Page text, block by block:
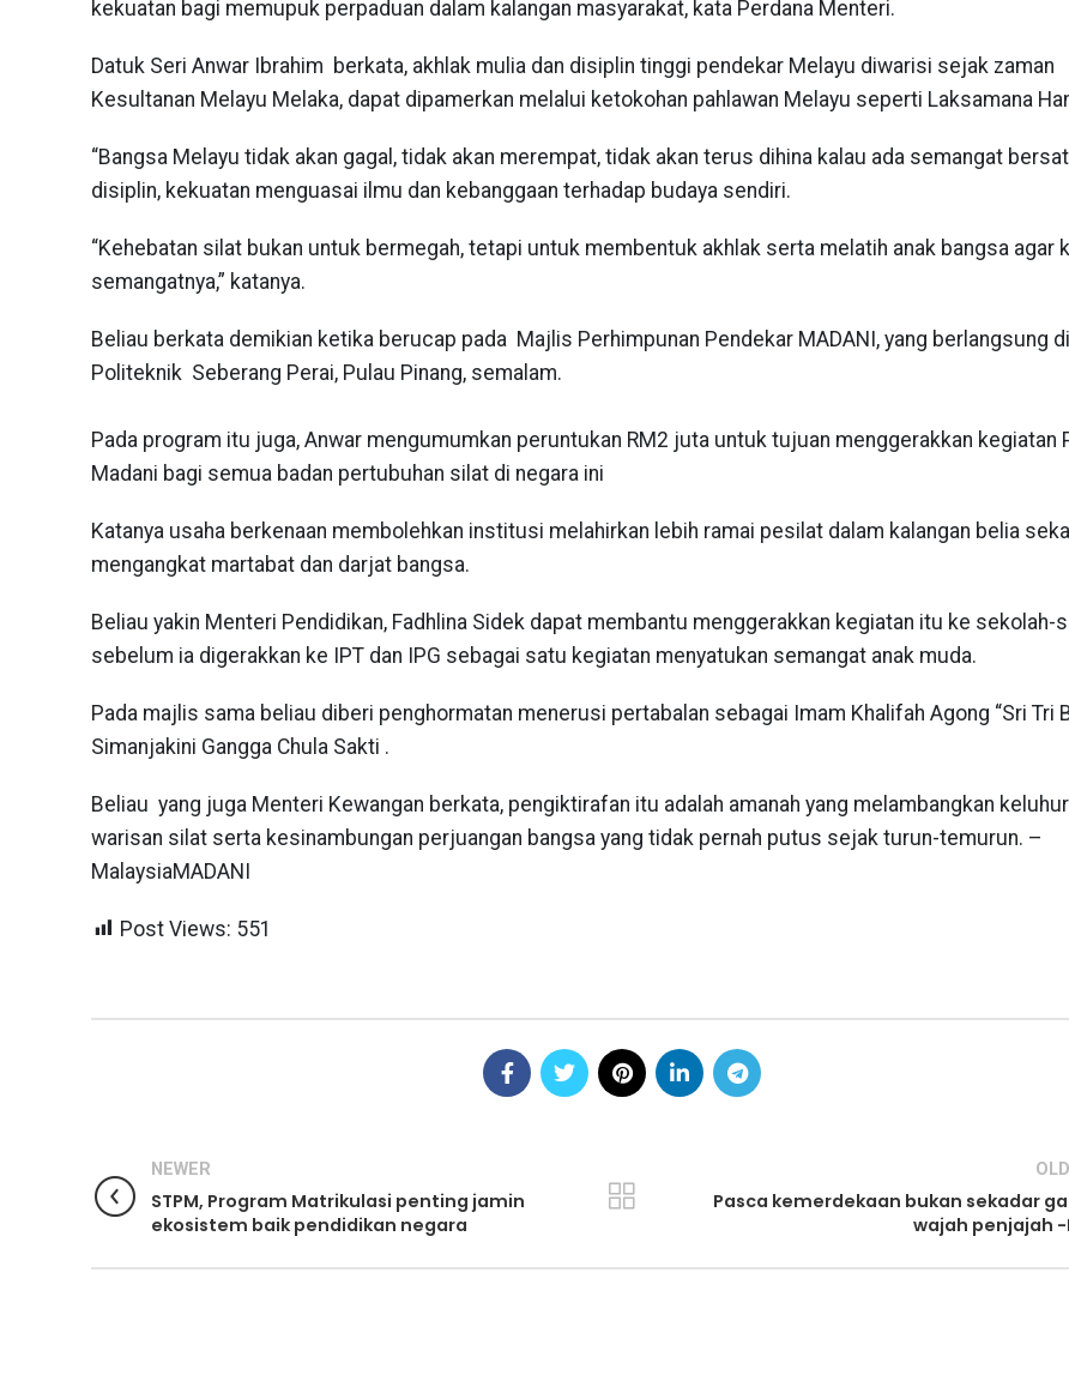
kekuatan bagi memupuk perpaduan dalam kalangan masyarakat, kata Perdana Menteri.
Datuk Seri Anwar Ibrahim berkata, akhlak mulia dan disiplin tinggi pendekar Melayu diwarisi sejak zaman
Kesultanan Melayu Melaka, dapat dipamerkan melalui ketokohan pahlawan Melayu seperti Laksamana
“Bangsa Melayu tidak akan gagal, tidak akan merempat, tidak akan terus dihina kalau ada semangat
disiplin, kekuatan menguasai ilmu dan kebanggaan terhadap budaya sendiri.
“Kehebatan silat bukan untuk bermegah, tetapi untuk membentuk akhlak serta melatih anak bangsa agar
semangatnya,” katanya.
Beliau berkata demikian ketika berucap pada Majlis Perhimpunan Pendekar MADANI, yang berlangsung di
Politeknik Seberang Perai, Pulau Pinang, semalam.
Pada program itu juga, Anwar mengumumkan peruntukan RM2 juta untuk tujuan menggerakkan kegiatan
Madani bagi semua badan pertubuhan silat di negara ini
Katanya usaha berkenaan membolehkan institusi melahirkan lebih ramai pesilat dalam kalangan belia
mengangkat martabat dan darjat bangsa.
Beliau yakin Menteri Pendidikan, Fadhlina Sidek dapat membantu menggerakkan kegiatan itu ke sekolah-
sebelum ia digerakkan ke IPT dan IPG sebagai satu kegiatan menyatukan semangat anak muda.
Pada majlis sama beliau diberi penghormatan menerusi pertabalan sebagai Imam Khalifah Agong “Sri Tri
Simanjakini Gangga Chula Sakti .
Beliau yang juga Menteri Kewangan berkata, pengiktirafan itu adalah amanah yang melambangkan
warisan silat serta kesinambungan perjuangan bangsa yang tidak pernah putus sejak turun-temurun. –
MalaysiaMADANI
Post Views: 551
NEWER
STPM, Program Matrikulasi penting jamin
ekosistem baik pendidikan negara
Pasca kemerdekaan bukan sekadar
wajah penjajah -